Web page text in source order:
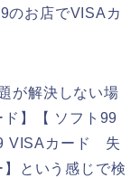
のお店でVISAカ
が解決しない場
】【 ソフト99
VISAカード 失
という感じで検